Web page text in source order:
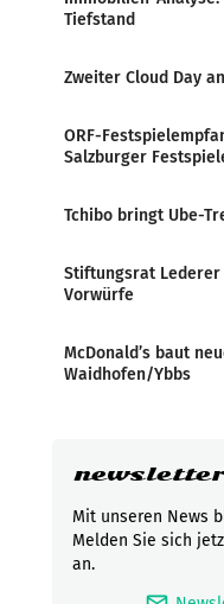
Tiefstand
Zweiter Cloud Day
ORF-
Salzburger
Tchibo bringt Ube-
Stiftungsrat Lederer
Vorwürfe
McDonald’s baut
Waidhofen/Ybbs
newsletter
Mit unseren News
Melden Sie sich
an.